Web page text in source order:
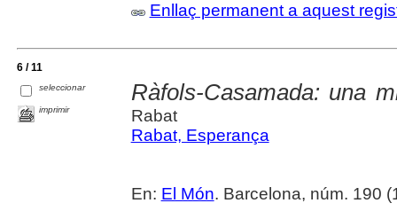
Enllaç permanent a aquest
6 / 11
seleccionar
imprimir
Ràfols-Casamada: una
Rabat
Rabat, Esperança
En: El Món. Barcelona, núm. 190